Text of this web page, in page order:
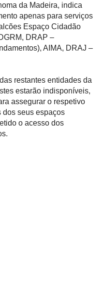
da Madeira, indica
apenas para serviços
Espaço Cidadão
DRAP –
AIMA, DRAJ –
restantes entidades da
estarão indisponíveis,
assegurar o respetivo
dos seus espaços
o acesso dos